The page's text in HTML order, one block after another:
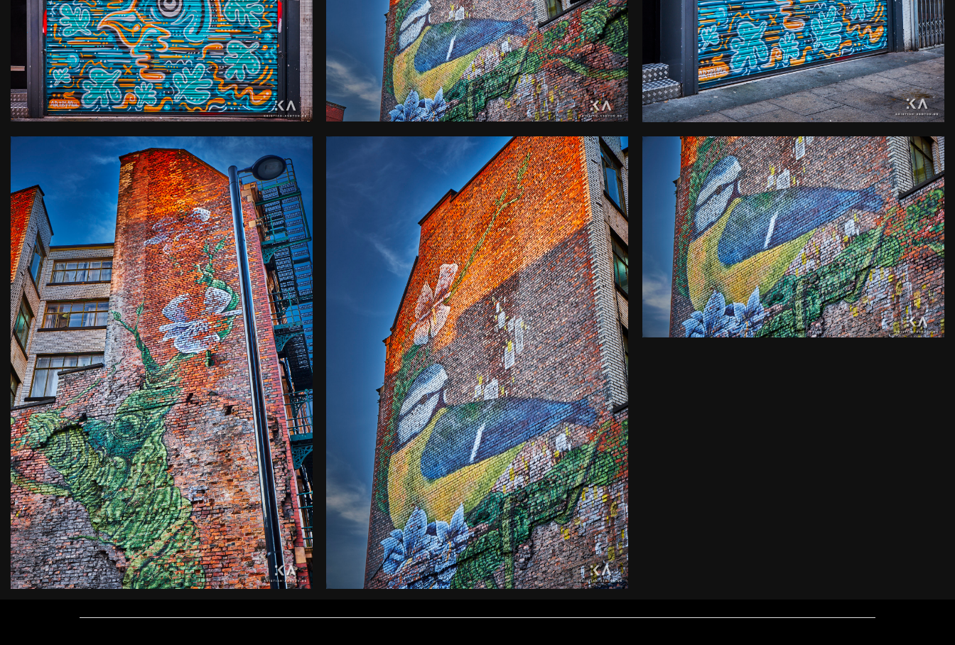
Manchester street art
Kamera: X-T2 |Blende: f/9 |Brennweite: 27.7mm |
Belichtungszeit: 1/6s |ISO: ISO-200
Manchester street art
Kamera: X-T2 |Blende: f/9 |Brennweite: 22.3mm |
Belichtungszeit: 1/7s |ISO: ISO-200
Manchester wall art
Kamera: X-T2 |Blende: f/9 |Brennweite: 37.4mm |
Belichtungszeit: 1/25s |ISO: ISO-200
0
Manchester wall art
Kamera: X-T2 |Blende: f/9 |Brennweite: 25.4mm |
Belichtungszeit: 1/10s |ISO: ISO-200
0
Manchester wall art
Kamera: X-T2 |Blende: f/9 |Brennweite: 37.4mm |
Belichtungszeit: 1/27s |ISO: ISO-200
0
Manchester wall art
Kamera: X-T2 |Blende: f/9 |Brennweite: 55mm |
Belichtungszeit: 1/20s |ISO: ISO-200